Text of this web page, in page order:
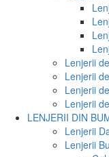
Lenjerii
Lenjerii
Lenjerii
Lenjerii
LENJERII DIN
Lenjerii
Lenjerii